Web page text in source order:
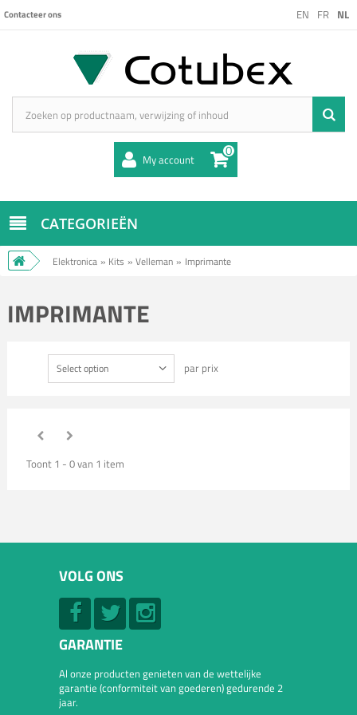
EN FR NL
Contacteer ons
My account 0
CATEGORIEËN
Elektronica » Kits » Velleman » Imprimante
IMPRIMANTE
Select option par prix
Toont 1 - 0 van 1 item
VOLG ONS
GARANTIE
Al onze producten genieten van de wettelijke
garantie (conformiteit van goederen) gedurende 2
jaar.